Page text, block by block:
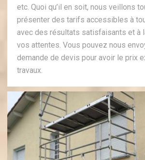
etc. Quoi qu’il en soit, nous veillons
présenter des tarifs accessibles à
avec des résultats satisfaisants et à
vos attentes. Vous pouvez nous
demande de devis pour avoir le prix
travaux.